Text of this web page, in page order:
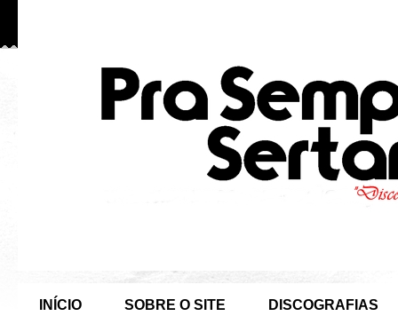
INÍCIO SOBRE O SITE DISCOGRAFIAS